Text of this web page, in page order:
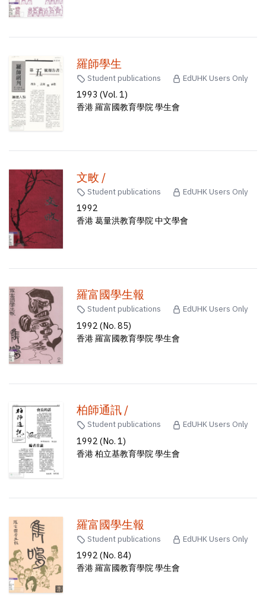
羅師學生
Student publications EdUHK Users Only
1993 (Vol. 1)
香港 羅富國教育學院 學生會
文畋 /
Student publications EdUHK Users Only
1992
香港 葛量洪教育學院 中文學會
羅富國學生報
Student publications EdUHK Users Only
1992 (No. 85)
香港 羅富國教育學院 學生會
柏師通訊 /
Student publications EdUHK Users Only
1992 (No. 1)
香港 柏立基教育學院 學生會
羅富國學生報
Student publications EdUHK Users Only
1992 (No. 84)
香港 羅富國教育學院 學生會